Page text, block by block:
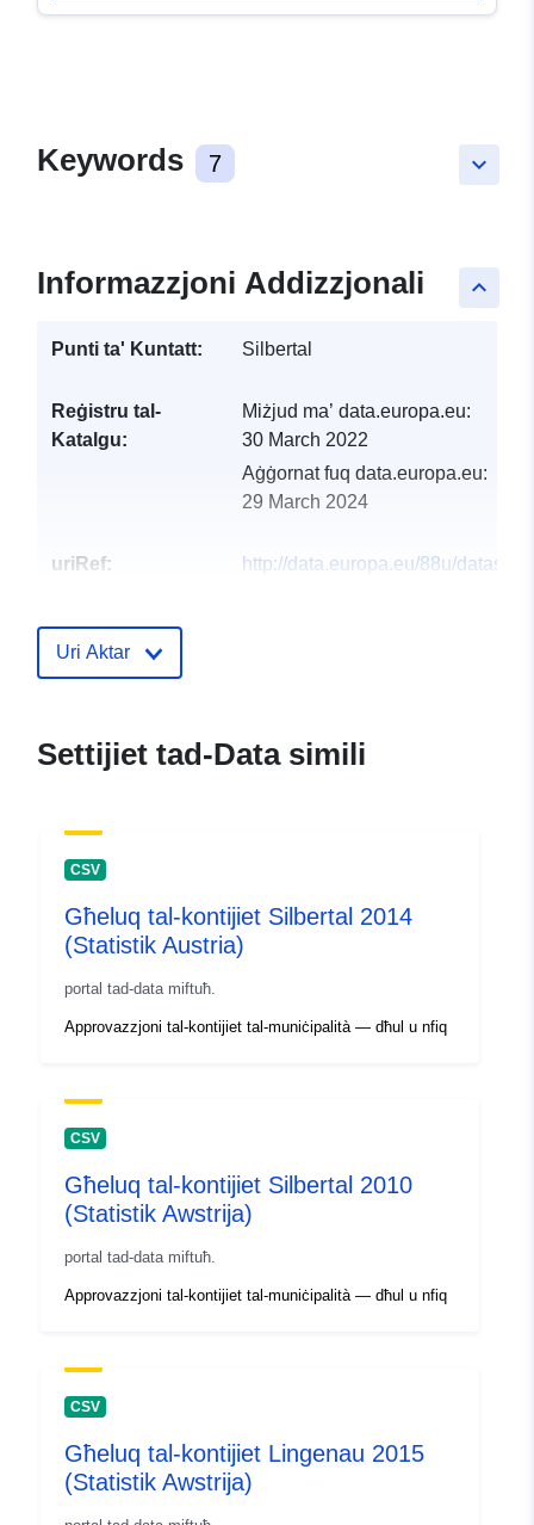
keyboard_arrow_down
Keywords 7
keyboard_arrow_up
Informazzjoni Addizzjonali
Punti ta' Kuntatt: Silbertal
Reġistru tal-
Katalgu:
Miżjud ma’ data.europa.eu:
30 March 2022
Aġġornat fuq data.europa.eu:
29 March 2024
uriRef:
http://data.europa.eu/88u/
Uri Aktar
Settijiet tad-Data simili
CSV
Għeluq tal-kontijiet Silbertal 2014
(Statistik Austria)
portal tad-data miftuħ.
Approvazzjoni tal-kontijiet tal-muniċipalità — dħul u nfiq
CSV
Għeluq tal-kontijiet Silbertal 2010
(Statistik Awstrija)
portal tad-data miftuħ.
Approvazzjoni tal-kontijiet tal-muniċipalità — dħul u nfiq
CSV
Għeluq tal-kontijiet Lingenau 2015
(Statistik Awstrija)